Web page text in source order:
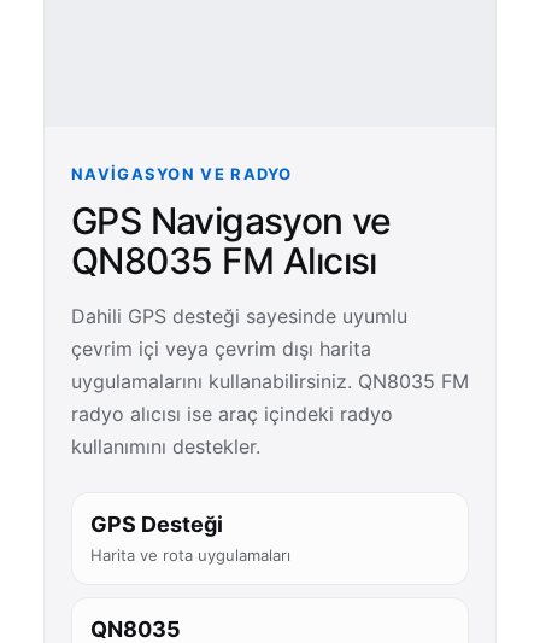
NAVIGASYON VE RADYO
GPS Navigasyon ve
QN8035 FM Alıcısı
Dahili GPS desteği sayesinde uyumlu
çevrim içi veya çevrim dışı harita
uygulamalarını kullanabilirsiniz. QN8035 FM
radyo alıcısı ise araç içindeki radyo
kullanımını destekler.
GPS Desteği
Harita ve rota uygulamaları
QN8035